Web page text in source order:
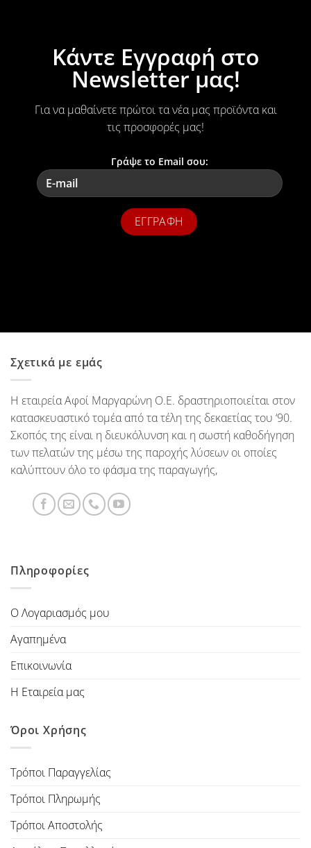
Κάντε Εγγραφή στο
Newsletter μας!
Για να μαθαίνετε πρώτοι τα νέα μας προϊόντα και
τις προσφορές μας!
Γράψε το Email σου:
Σχετικά με εμάς
Η εταιρεία Αφοί Μαργαρώνη Ο.Ε. δραστηριοποιείται στον
κατασκευαστικό τομέα από τα τέλη της δεκαετίας του ‘90.
Σκοπός της είναι η διευκόλυνση και η σωστή καθοδήγηση
των πελατών της μέσω της παροχής λύσεων οι οποίες
καλύπτουν όλο το φάσμα της παραγωγής,
Πληροφορίες
Ο Λογαριασμός μου
Αγαπημένα
Επικοινωνία
Η Εταιρεία μας
Όροι Χρήσης
Τρόποι Παραγγελίας
Τρόποι Πληρωμής
Τρόποι Αποστολής